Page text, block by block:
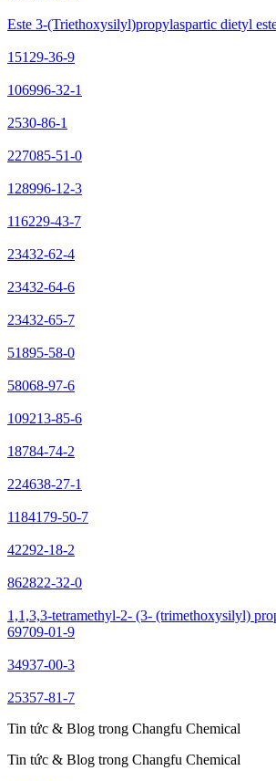
Este 3-(Triethoxysilyl)propylaspartic dietyl
15129-36-9
106996-32-1
2530-86-1
227085-51-0
128996-12-3
116229-43-7
23432-62-4
23432-64-6
23432-65-7
51895-58-0
58068-97-6
109213-85-6
18784-74-2
224638-27-1
1184179-50-7
42292-18-2
862822-32-0
1,1,3,3-tetramethyl-2- (3- (trimethoxysilyl)
69709-01-9
34937-00-3
25357-81-7
Tin tức & Blog trong Changfu Chemical
Tin tức & Blog trong Changfu Chemical